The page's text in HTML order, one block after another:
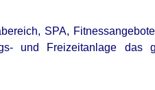
SPA,
und Freizeitanlage das